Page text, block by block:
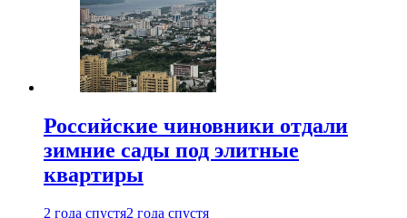
Российские чиновники отдали
зимние сады под элитные
квартиры
2 года спустя2 года спустя